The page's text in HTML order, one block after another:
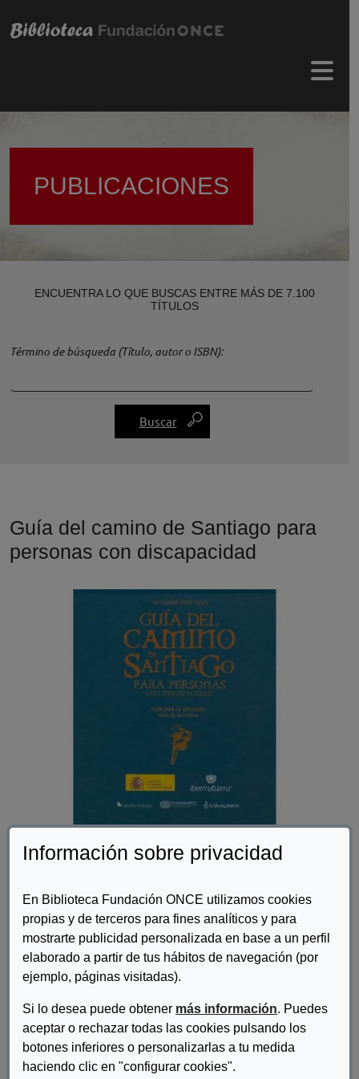
Información sobre privacidad
En Biblioteca Fundación ONCE utilizamos cookies
propias y de terceros para fines analíticos y para
mostrarte publicidad personalizada en base a un perfil
elaborado a partir de tus hábitos de navegación (por
ejemplo, páginas visitadas).
Si lo desea puede obtener más información. Puedes
aceptar o rechazar todas las cookies pulsando los
botones inferiores o personalizarlas a tu medida
haciendo clic en "configurar cookies".
PUBLICACIONES
ENCUENTRA LO QUE BUSCAS ENTRE MÁS DE 7.100
TÍTULOS
Término de búsqueda (Título, autor o ISBN)
Guía del camino de Santiago para
personas con discapacidad
Descripcion:
La Federación Española de Asociaciones de Amigos del Camino
de Santiago presentó hoy una Guía del Camino de Santiago
para las personas con discapacidad, con el objetivo de facilitar el
acceso de este colectivo a esta ruta de peregrinación. El
manual, que sigue el trayecto francés, cuenta con 160 fichas
sobre distintos tramos del camino, con mapas descriptivos,
grado de dificultad, accesibilidad y servicios, con rutas
alternativas para las personas con movilidad reducida. También